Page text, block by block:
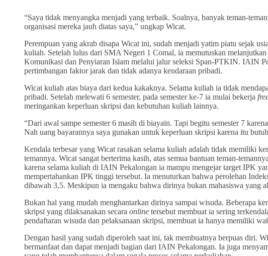
“Saya tidak menyangka menjadi yang terbaik. Soalnya, banyak teman-
organisasi mereka jauh diatas saya,” ungkap Wicat.
Perempuan yang akrab disapa Wicat ini, sudah menjadi yatim piatu sejak
kuliah. Setelah lulus dari SMA Negeri 1 Comal, ia memutuskan
Komunikasi dan Penyiaran Islam melalui jalur seleksi Span-PTKIN. IAIN
pertimbangan faktor jarak dan tidak adanya kendaraan pribadi.
Wicat kuliah atas biaya dari kedua kakaknya. Selama kuliah ia tidak
pribadi. Setelah melewati 6 semester, pada semester ke-7 ia mulai bekerja
meringankan keperluan skripsi dan kebutuhan kuliah lainnya.
“Dari awal sampe semester 6 masih di biayain. Tapi begitu semester 7
Nah uang bayarannya saya gunakan untuk keperluan skripsi karena itu
Kendala terbesar yang Wicat rasakan selama kuliah adalah tidak memiliki
temannya. Wicat sangat berterima kasih, atas semua bantuan teman-
karena selama kuliah di IAIN Pekalongan ia mampu mengejar target IPK
mempertahankan IPK tinggi tersebut. Ia menuturkan bahwa perolehan
dibawah 3,5. Meskipun ia mengaku bahwa dirinya bukan mahasiswa yang
Bukan hal yang mudah menghantarkan dirinya sampai wisuda. Beberapa
skripsi yang dilaksanakan secara online tersebut membuat ia sering
pendaftaran wisuda dan pelaksanaan skripsi, membuat ia hanya memiliki
Dengan hasil yang sudah diperoleh saat ini, tak membuatnya berpuas diri.
bermanfaat dan dapat menjadi bagian dari IAIN Pekalongan. Ia juga